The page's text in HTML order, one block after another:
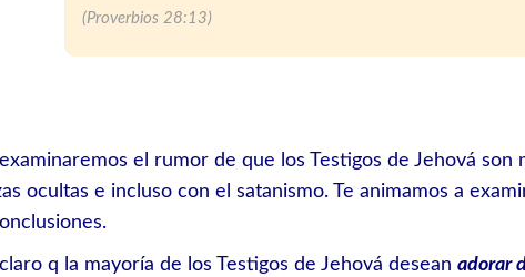
(Proverbios 28:13)
el rumor de que los Testigos de Jehová
ocultas e incluso con el satanismo. Te animamos a
q la mayoría de los Testigos de Jehová desean adorar